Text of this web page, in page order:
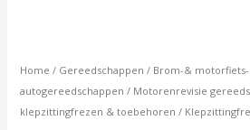
Home / Gereedschappen / Brom-&
autogereedschappen / Motorenrevisie
klepzittingfrezen & toebehoren /